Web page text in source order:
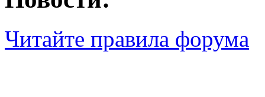
Читайте правила форума